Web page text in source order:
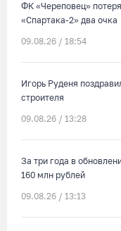
ФК «Череповец»
«Спартака-2» два очка
09.08.26 / 18:54
Игорь Руденя
строителя
09.08.26 / 13:28
За три года в
160 млн рублей
09.08.26 / 13:13